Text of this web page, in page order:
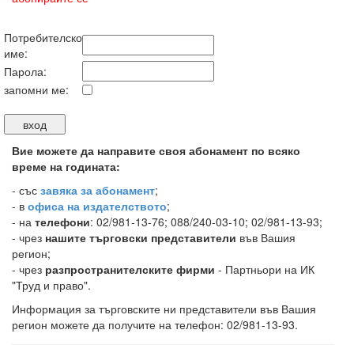
Потребителско
име:
Парола:
запомни ме:
Вие можете да направите своя абонамент по всяко
време на годината:
- със завяка за абонамент;
- в офиса на издателството;
- на телефони: 02/981-13-76; 088/240-03-10; 02/981-13-93;
- чрез нашите търговски представители във Вашия
регион;
- чрез разпространителските фирми - Партньори на ИК
"Труд и право".
Информация за търговските ни представители във Вашия
регион можете да получите на телефон: 02/981-13-93.